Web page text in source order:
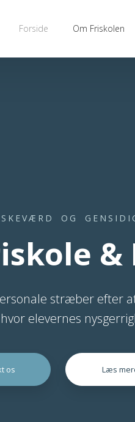
Forside Om Friskolen
OG
&
stræber efter
elevernes
os Læs